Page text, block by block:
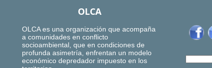
OLCA
OLCA es una organización que acompaña
a comunidades en conflicto
socioambiental, que en condiciones de
profunda asimetría, enfrentan un modelo
económico depredador impuesto en los